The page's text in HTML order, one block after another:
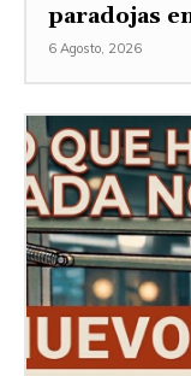
paradojas
6 Agosto, 2026